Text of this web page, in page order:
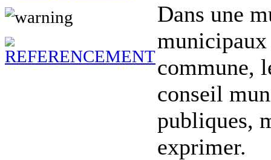
Dans une
commune,
conseil
publiques,
exprimer.